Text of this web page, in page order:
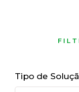
Tipo de